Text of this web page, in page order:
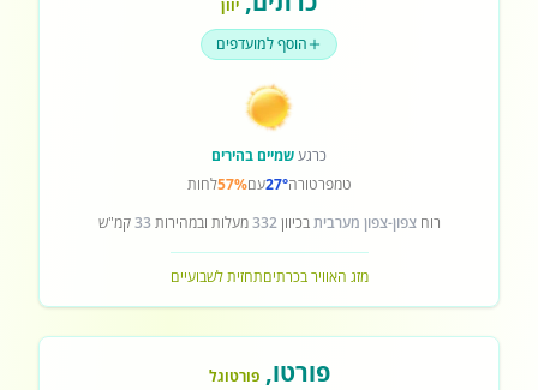
יוון
הוסף למועדפים
כרגעשמיים בהירים
טמפרטורה27°עם57%לחות
רוחצפון-צפון מערביתבכיוון332מעלות ובמהירות 33קמ"ש
מזג האוויר בכרתיםתחזית לשבועיים
פורטו,פורטוגל